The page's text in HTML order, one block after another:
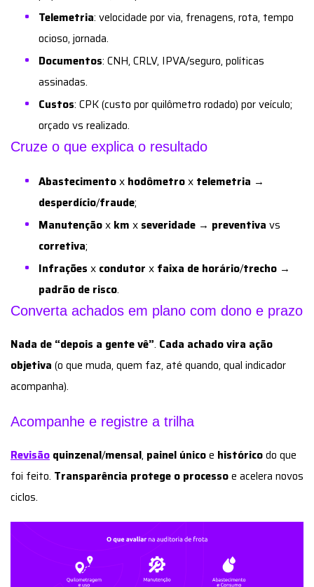
Telemetria: velocidade por via, frenagens, rota, tempo
ocioso, jornada.
Documentos: CNH, CRLV, IPVA/seguro, políticas
assinadas.
Custos: CPK (custo por quilômetro rodado) por veículo;
orçado vs realizado.
Cruze o que explica o resultado
Abastecimentox hodômetrox telemetria →
desperdício/fraude;
Manutençãox km x severidade → preventiva vs
corretiva;
Infrações x condutor x faixa de horário/trecho →
padrão de risco.
Converta achados em plano com dono e prazo
Nada de “depois a gente vê”. Cada achado vira ação
objetiva (o que muda, quem faz, até quando, qual indicador
acompanha).
Acompanhe e registre a trilha
Revisão quinzenal/mensal, painel únicoe históricodo que
foi feito. Transparência protege o processoe acelera novos
ciclos.